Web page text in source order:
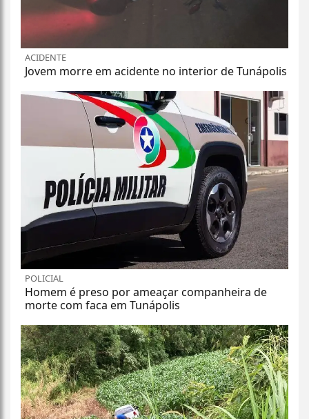
ACIDENTE
Jovem morre em acidente no interior de Tunápolis
POLICIAL
Homem é preso por ameaçar companheira de
morte com faca em Tunápolis